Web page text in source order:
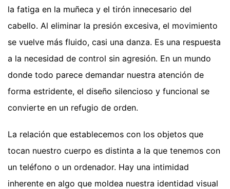
la fatiga en la muñeca y el tirón innecesario del
cabello. Al eliminar la presión excesiva, el movimiento
se vuelve más fluido, casi una danza. Es una respuesta
a la necesidad de control sin agresión. En un mundo
donde todo parece demandar nuestra atención de
forma estridente, el diseño silencioso y funcional se
convierte en un refugio de orden.
La relación que establecemos con los objetos que
tocan nuestro cuerpo es distinta a la que tenemos con
un teléfono o un ordenador. Hay una intimidad
inherente en algo que moldea nuestra identidad visual